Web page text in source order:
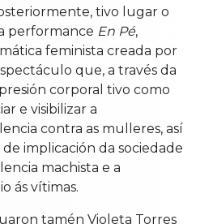
tivo lugar o
performance En Pé,
feminista creada por
que, a través da
corporal tivo como
e visibilizar a
contra as mulleres, así
implicación da sociedade
machista e a
ás vítimas.
tamén Violeta Torres